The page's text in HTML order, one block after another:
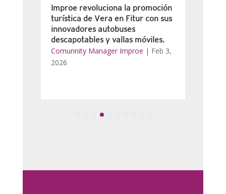
Improe revoluciona la promoción
turística de Vera en Fitur con sus
innovadores autobuses
descapotables y vallas móviles.
Comunnity Manager Improe | Feb 3,
2026